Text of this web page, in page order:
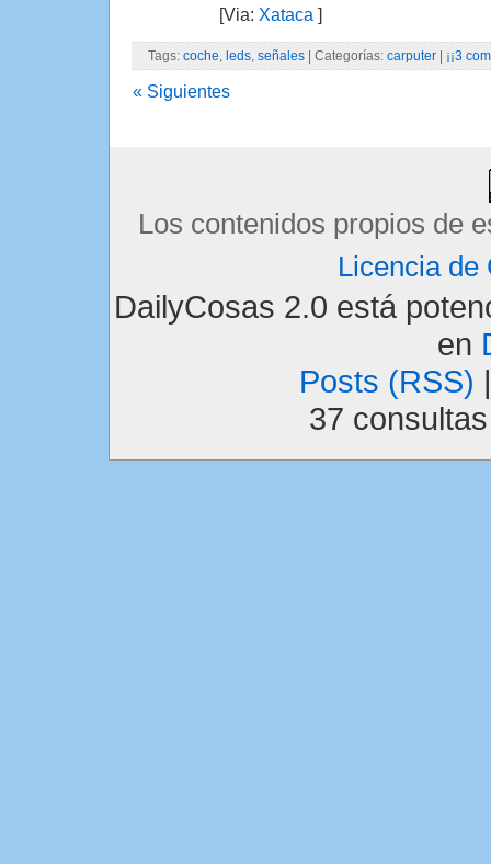
[Via: Xataca ]
Tags: coche leds señales | Categorías: carputer | ¡¡3
« Siguientes
Los contenidos propios de
Licencia de
DailyCosas 2.0 está
en
Posts (RSS)
37